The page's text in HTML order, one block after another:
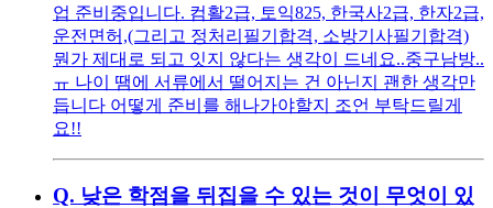
업 준비중입니다. 컴활2급, 토익825, 한국사2급, 한자2급,
운전면허,(그리고 정처리필기합격, 소방기사필기합격)
뭔가 제대로 되고 잇지 않다는 생각이 드네요..중구남방..
ㅠ 나이 땜에 서류에서 떨어지는 건 아닌지 괜한 생각만
듭니다 어떻게 준비를 해나가야할지 조언 부탁드릴게
요!!
Q. 낮은 학점을 뒤집을 수 있는 것이 무엇이 있